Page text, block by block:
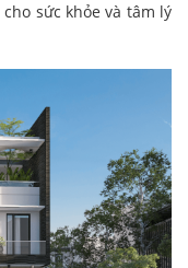
sức khỏe và tâm lý